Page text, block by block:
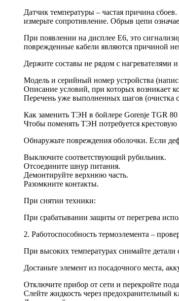
Датчик температуры – частая причина
измерьте сопротивление. Обрыв цепи
При появлении на дисплее E6, это
поврежденные кабели являются причиной
Держите составы не рядом с
Модель и серийный номер устройства
Описание условий, при которых возникает
Перечень уже выполненных шагов (очистка
Как заменить ТЭН в бойлере Gorenje TGR
Чтобы поменять ТЭН потребуется
Обнаружьте повреждения оболочки. Если
Выключите соответствующий рубильник.
Отсоедините шнур питания.
Демонтируйте верхнюю часть.
Разомкните контакты.
При снятии техники:
При срабатывании защиты от перегрева
2. Работоспособность термоэлемента –
При высоких температурах снимайте детали
Достаньте элемент из посадочного места,
Отключите прибор от сети и перекройте
Слейте жидкость через предохранительный